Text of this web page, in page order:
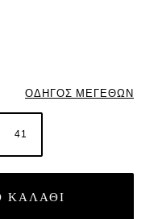
ΟΔΗΓΌΣ ΜΕΓΕΘΏΝ
41
ΚΑΛΆΘΙ